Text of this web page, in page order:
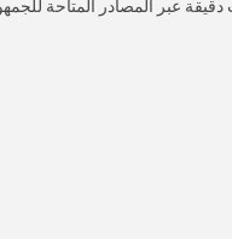
عبر المصادر المتاحة